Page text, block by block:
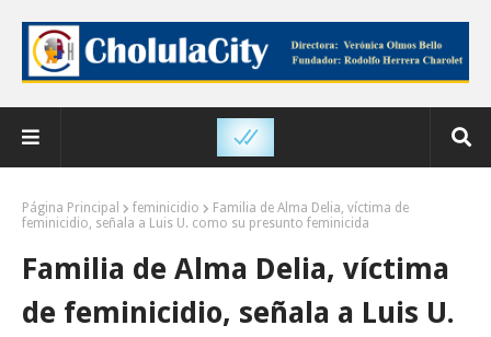
Página Principal feminicidio
Familia de Alma Delia, víctima de
feminicidio, señala a Luis U. como su presunto feminicida
Familia de Alma Delia, víctima
de feminicidio, señala a Luis U.